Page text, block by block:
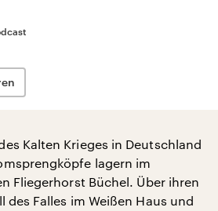
Kalten Krieges in Deutschland
lagern im
Fliegerhorst Büchel. Über ihren
des Falles im Weißen Haus und